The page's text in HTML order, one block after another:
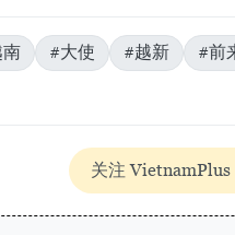
#大使 #越新
#前
关注 VietnamPlus